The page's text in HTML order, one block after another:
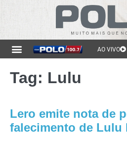
AO VIVO
Tag: Lulu
Lero emite nota de
falecimento de Lulu